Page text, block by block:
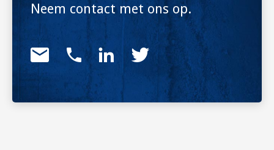
Neem contact met ons op.